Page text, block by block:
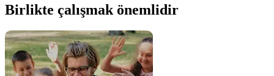
Birlikte çalışmak önemlidir